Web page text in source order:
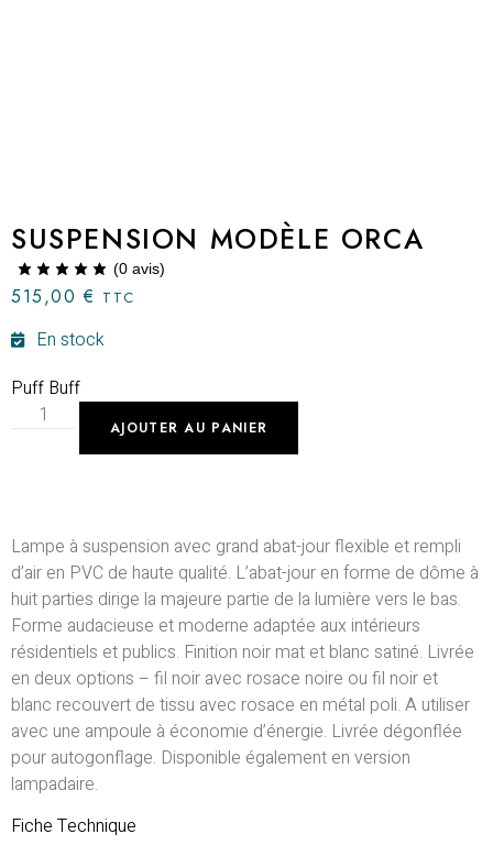
SUSPENSION MODÈLE ORCA
(0 avis)
515,00€ TTC
En stock
Puff Buff
AJOUTER AU PANIER
Lampe à suspension avec grand abat-jour flexible et rempli
d’air en PVC de haute qualité. L’abat-jour en forme de dôme à
huit parties dirige la majeure partie de la lumière vers le bas.
Forme audacieuse et moderne adaptée aux intérieurs
résidentiels et publics. Finition noir mat et blanc satiné. Livrée
en deux options – fil noir avec rosace noire ou fil noir et
blanc recouvert de tissu avec rosace en métal poli. A utiliser
avec une ampoule à économie d’énergie. Livrée dégonflée
pour autogonflage. Disponible également en version
lampadaire.
Fiche Technique